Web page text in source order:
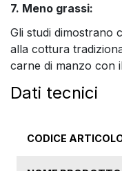
7. Meno grassi:
Gli studi dimostrano
alla cottura
carne di manzo con
Dati tecnici
CODICE